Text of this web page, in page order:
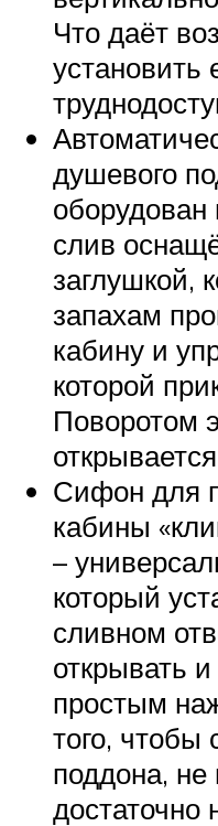
Что даёт
установить
душевого
оборудован
слив
заглушкой,
запахам
кабину и
которой
Поворотом
Сифон для
кабины
–
который
сливном
открывать
простым
того, чтобы
поддона, не
достаточно